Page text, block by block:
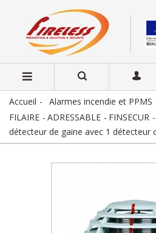
Accueil Alarmes incendie et PPMS
FILAIRE
ADRESSABLE FINSECUR
détecteur de gaine avec 1 détecteur